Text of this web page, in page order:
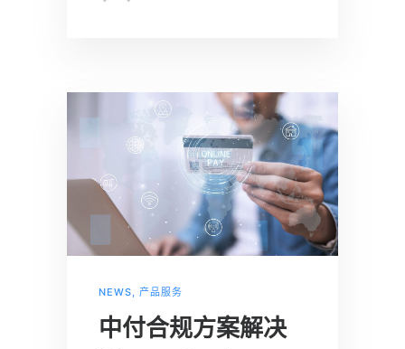
NEWS, 产品服务
中付合规方案解决